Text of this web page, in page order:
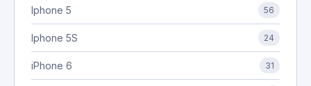
Iphone 5 56
Iphone 5S 24
iPhone 6 31